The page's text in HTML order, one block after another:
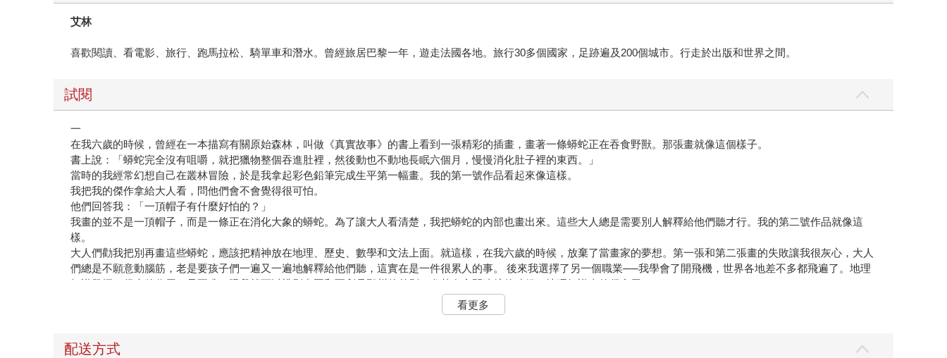
艾林
喜歡閱讀、看電影、旅行、跑馬拉松、騎單車和潛水。曾經旅居巴黎一年，遊走法國各地。旅行30多個國家，足跡遍及200個城市。行走於出版和世界之間。
試閱
一
在我六歲的時候，曾經在一本描寫有關原始森林，叫做《真實故事》的書上看到一張精彩的插畫，畫著一條蟒蛇正在吞食野獸。那張畫就像這個樣子。
書上說：「蟒蛇完全沒有咀嚼，就把獵物整個吞進肚裡，然後動也不動地長眠六個月，慢慢消化肚子裡的東西。」
當時的我經常幻想自己在叢林冒險，於是我拿起彩色鉛筆完成生平第一幅畫。我的第一號作品看起來像這樣。
我把我的傑作拿給大人看，問他們會不會覺得很可怕。
他們回答我：「一頂帽子有什麼好怕的？」
我畫的並不是一頂帽子，而是一條正在消化大象的蟒蛇。為了讓大人看清楚，我把蟒蛇的內部也畫出來。這些大人總是需要別人解釋給他們聽才行。我的第二號作品就像這
樣。
大人們勸我把別再畫這些蟒蛇，應該把精神放在地理、歷史、數學和文法上面。就這樣，在我六歲的時候，放棄了當畫家的夢想。第一張和第二張畫的失敗讓我很灰心，大人
們總是不願意動腦筋，老是要孩子們一遍又一遍地解釋給他們聽，這實在是一件很累人的事。 後來我選擇了另一個職業──我學會了開飛機，世界各地差不多都飛遍了。地理
知識發揮了很大的作用，只要瞧一眼我就可以辨別中國和亞利桑那州的差別。尤其在夜間迷航的時候，地理知識真的很實用。
在我的一生中，接觸過不少嚴肅認真的人。和大人們長久往來，也仔細觀察過他們，但是並沒有改善我對他們的觀感。
每當我遇到一個看起來頭腦清楚的人時，我就會將一直保存著的第一號畫作拿給他看，我想知道他是否看得懂。但是他們的回答都一樣：
此時，我不會再跟他談蟒蛇，也不談原始森林，不談星星。我會把話題轉移到他有興趣的橋牌、高爾夫球或是政治、領帶什麼的，而他們也都會很高興認識一位像我這樣講理
看更多
配送方式